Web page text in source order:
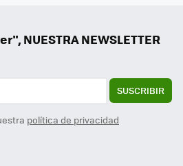
NUESTRA NEWSLETTER
SUSCRIBIR
política de privacidad